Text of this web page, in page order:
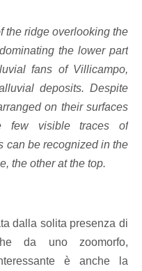
the ridge overlooking the
the lower part
fans of Villicampo,
deposits. Despite
on their surfaces
few visible traces of
can be recognized in the
the other at the top.
dalla solita presenza di
da uno zoomorfo,
è anche la